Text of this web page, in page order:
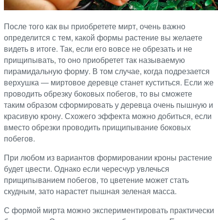
После того как вы приобретете мирт, очень важно
определится с тем, какой формы растение вы желаете
видеть в итоге. Так, если его вовсе не обрезать и не
прищипывать, то оно приобретет так называемую
пирамидальную форму. В том случае, когда подрезается
верхушка ― миртовое деревце станет куститься. Если же
проводить обрезку боковых побегов, то вы сможете
таким образом сформировать у деревца очень пышную и
красивую крону. Схожего эффекта можно добиться, если
вместо обрезки проводить прищипывание боковых
побегов.
При любом из вариантов формировании кроны растение
будет цвести. Однако если чересчур увлечься
прищипыванием побегов, то цветение может стать
скудным, зато нарастет пышная зеленая масса.
С формой мирта можно экспериментировать практически